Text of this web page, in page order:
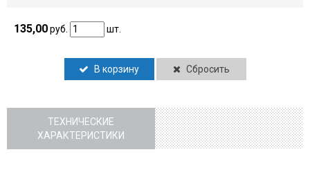
135,00руб. шт.
В корзину Сбросить
ТЕХНИЧЕСКИЕ
ХАРАКТЕРИСТИКИ